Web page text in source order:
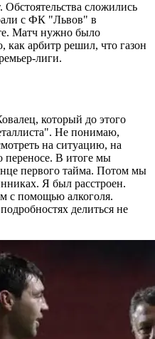
сложились
с ФК "Львов" в
Матч нужно было
арбитр решил, что газон
лиги.
который до этого
Не понимаю,
на ситуацию, на
переносе. В итоге мы
первого тайма. Потом мы
Я был расстроен.
с помощью алкоголя.
делиться не